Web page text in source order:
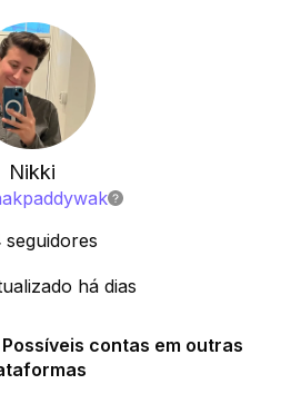
Nikki
seguidores
há dias
contas em outras